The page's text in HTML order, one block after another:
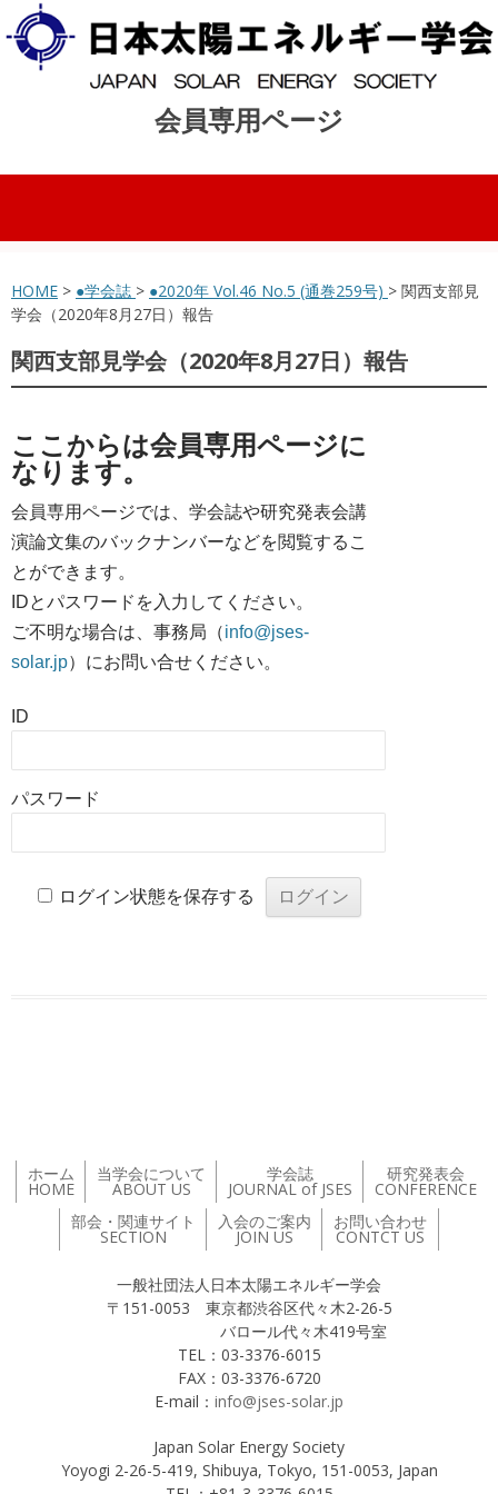
会員専用ページ
コンテンツへスキップ
HOME > ●学会誌 > ●2020年 Vol.46 No.5 (通巻259号) > 関西支部見
学会（2020年8月27日）報告
関西支部見学会（2020年8月27日）報告
ここからは会員専用ページに
なります。
会員専用ページでは、学会誌や研究発表会講
演論文集のバックナンバーなどを閲覧するこ
とができます。
IDとパスワードを入力してください。
ご不明な場合は、事務局（info@jses-
solar.jp）にお問い合せください。
ID
パスワード
ログイン状態を保存する
ホーム
HOME
当学会について
ABOUT US
学会誌
JOURNAL of JSES
研究発表会
CONFERENCE
部会・関連サイト
SECTION
入会のご案内
JOIN US
お問い合わせ
CONTCT US
一般社団法人日本太陽エネルギー学会
〒151-0053 東京都渋谷区代々木2-26-5
バロール代々木419号室
TEL：03-3376-6015
FAX：03-3376-6720
E-mail： info@jses-solar.jp
Japan Solar Energy Society
Yoyogi 2-26-5-419, Shibuya, Tokyo, 151-0053, Japan